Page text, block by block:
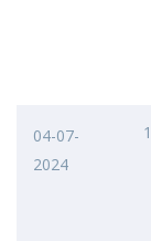
04-07-
2024